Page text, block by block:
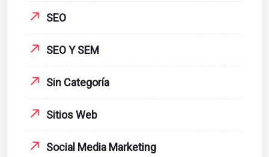
SEO
SEO Y SEM
Sin Categoría
Sitios Web
Social Media Marketing